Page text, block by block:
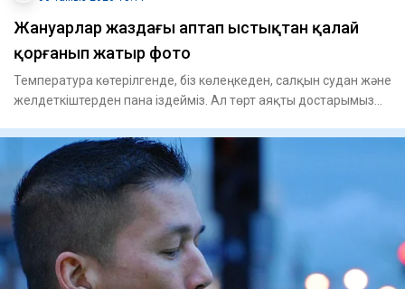
Жануарлар жаздағы аптап ыстықтан қалай
қорғанып жатыр фото
Температура көтерілгенде, біз көлеңкеден, салқын судан және
желдеткіштерден пана іздейміз. Ал төрт аяқты достарымыз